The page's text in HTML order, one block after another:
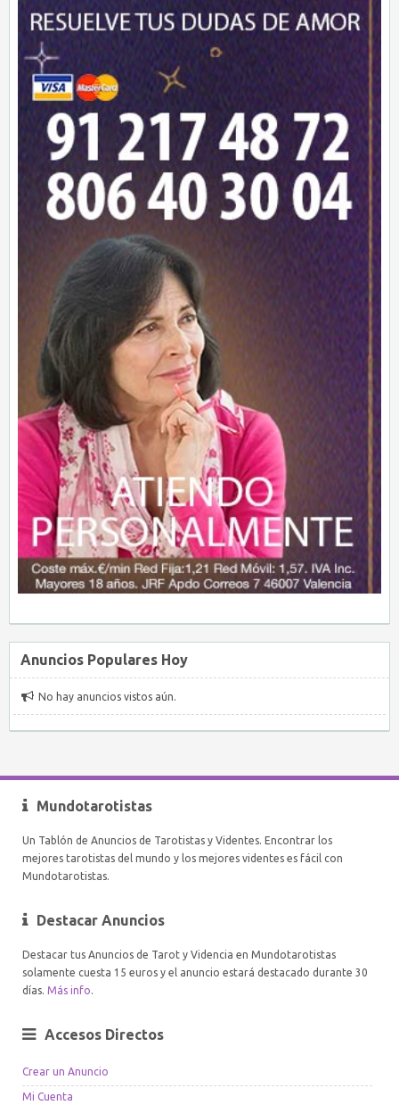
Anuncios Populares Hoy
No hay anuncios vistos aún.
Mundotarotistas
Un Tablón de Anuncios de Tarotistas y Videntes. Encontrar los
mejores tarotistas del mundo y los mejores videntes es fácil con
Mundotarotistas.
Destacar Anuncios
Destacar tus Anuncios de Tarot y Videncia en Mundotarotistas
solamente cuesta 15 euros y el anuncio estará destacado durante 30
días. Más info.
Accesos Directos
Crear un Anuncio
Mi Cuenta